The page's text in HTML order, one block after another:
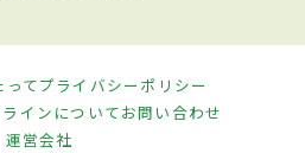
ってプライバシーポリシー
インについてお問い合わせ
運営会社